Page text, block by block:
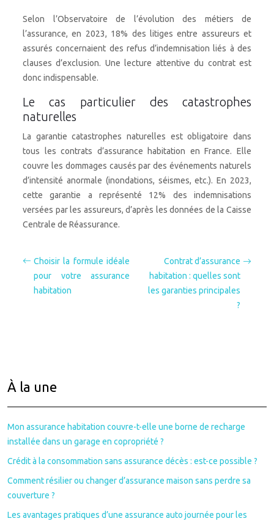
Selon l’Observatoire de l’évolution des métiers de
l’assurance, en 2023, 18% des litiges entre assureurs et
assurés concernaient des refus d’indemnisation liés à des
clauses d’exclusion. Une lecture attentive du contrat est
donc indispensable.
Le cas particulier des catastrophes
naturelles
La garantie catastrophes naturelles est obligatoire dans
tous les contrats d’assurance habitation en France. Elle
couvre les dommages causés par des événements naturels
d’intensité anormale (inondations, séismes, etc.). En 2023,
cette garantie a représenté 12% des indemnisations
versées par les assureurs, d’après les données de la Caisse
Centrale de Réassurance.
Choisir la formule idéale
pour votre assurance
habitation
Contrat d’assurance
habitation : quelles sont
les garanties principales
?
À la une
Mon assurance habitation couvre-t-elle une borne de recharge
installée dans un garage en copropriété ?
Crédit à la consommation sans assurance décès : est-ce possible ?
Comment résilier ou changer d’assurance maison sans perdre sa
couverture ?
Les avantages pratiques d’une assurance auto journée pour les